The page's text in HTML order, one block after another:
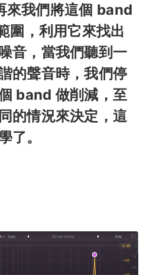
來我們將這個 band
圍，利用它來找出
音，當我們聽到一
的聲音時，我們停
band 做削減，至
的情況來決定，這
了。